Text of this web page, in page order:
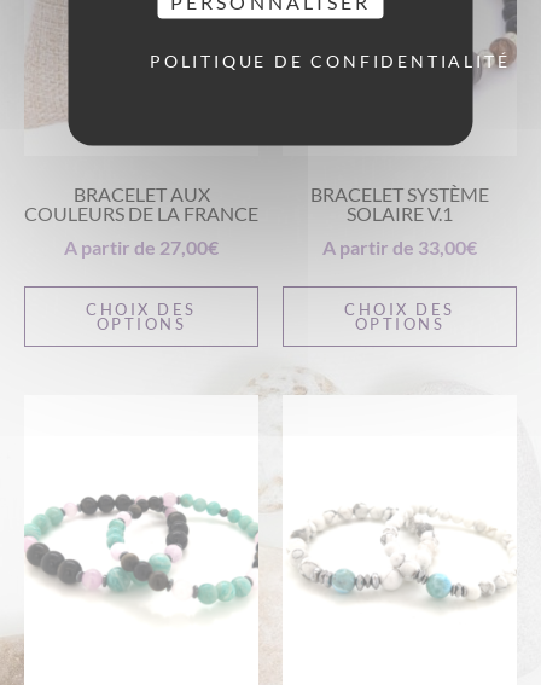
BRACELET AUX
COULEURS DE LA FRANCE
A partir de 27,00€
CHOIX DES
OPTIONS
BRACELET SYSTÈME
SOLAIRE V.1
A partir de 33,00€
CHOIX DES
OPTIONS
POLITIQUE DE CONFIDENTIALITÉ